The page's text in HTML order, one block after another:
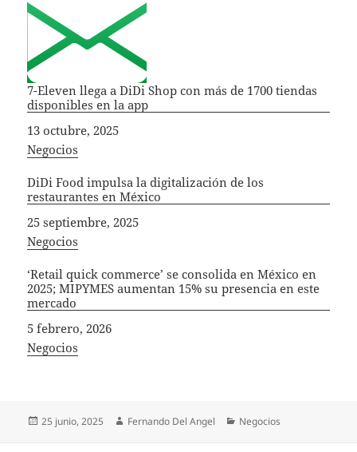
7-Eleven llega a DiDi Shop con más de 1700 tiendas
disponibles en la app
Fecha
13 octubre, 2025
In relation to
Negocios
DiDi Food impulsa la digitalización de los
restaurantes en México
Fecha
25 septiembre, 2025
In relation to
Negocios
‘Retail quick commerce’ se consolida en México en
2025; MIPYMES aumentan 15% su presencia en este
mercado
Fecha
5 febrero, 2026
In relation to
Negocios
Publicado
25 junio, 2025 Autor
Fernando Del Angel Categorías
Negocios